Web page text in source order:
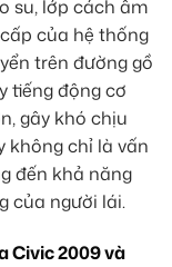
su, lớp cách âm
của hệ thống
trên đường gồ
tiếng động cơ
gây khó chịu
không chỉ là vấn
đến khả năng
của người lái.
Civic 2009 và